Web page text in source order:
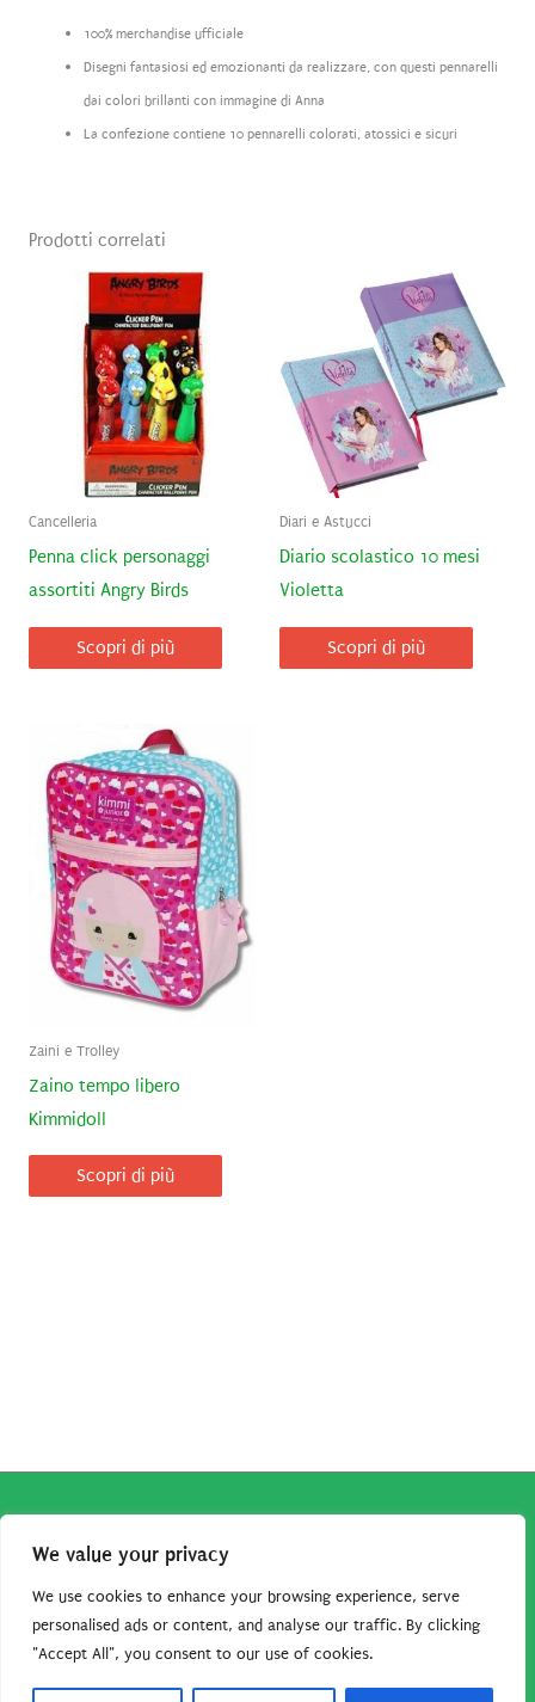
We value your privacy
We use cookies to enhance your browsing experience, serve
personalised ads or content, and analyse our traffic. By clicking
"Accept All", you consent to our use of cookies.
100% merchandise ufficiale
Disegni fantasiosi ed emozionanti da realizzare, con questi pennarelli
dai colori brillanti con immagine di Anna
La confezione contiene 10 pennarelli colorati, atossici e sicuri
Prodotti correlati
Cancelleria
Penna click personaggi
assortiti Angry Birds
Scopri di più
Diari e Astucci
Diario scolastico 10 mesi
Violetta
Scopri di più
Zaini e Trolley
Zaino tempo libero
Kimmidoll
Scopri di più
associato Amazon percepisce dei ricavi da acquisti idonei.
Tutti i guadagni sono direttamente reinvestiti in questo sito
per continuare a condividere tutorial e risorse per gli amanti
dei cartoon. Grazie per il vostro sostegno!